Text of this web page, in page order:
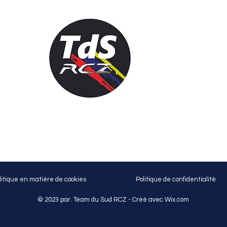
en matière de cookies Politique de confidentialité
© 2023 par. Team du Sud RCZ - Créé avec Wix.com